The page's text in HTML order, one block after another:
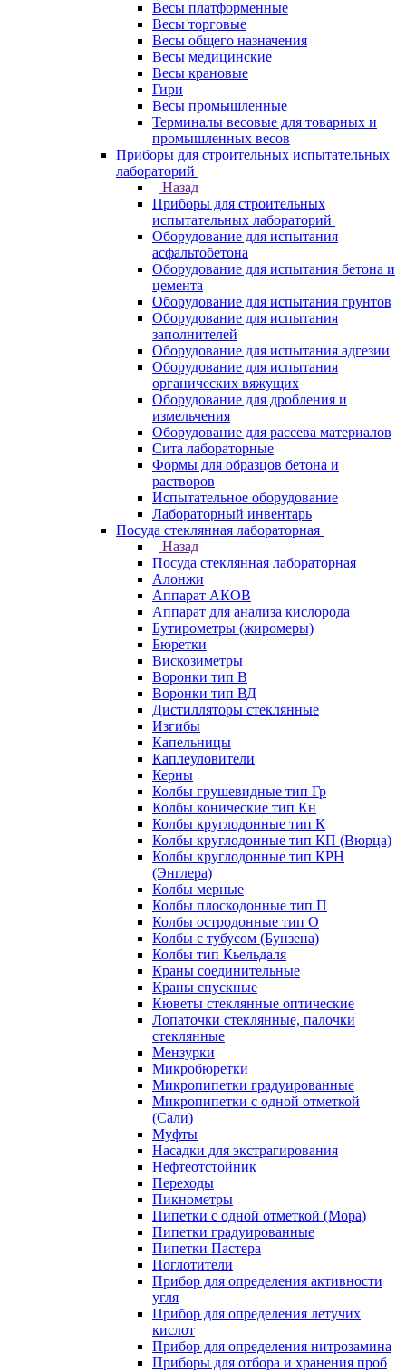
Весы платформенные
Весы торговые
Весы общего назначения
Весы медицинские
Весы крановые
Гири
Весы промышленные
Терминалы весовые для товарных и
промышленных весов
Приборы для строительных испытательных
лабораторий
Назад
Приборы для строительных
испытательных лабораторий
Оборудование для испытания
асфальтобетона
Оборудование для испытания бетона и
цемента
Оборудование для испытания грунтов
Оборудование для испытания
заполнителей
Оборудование для испытания адгезии
Оборудование для испытания
органических вяжущих
Оборудование для дробления и
измельчения
Оборудование для рассева материалов
Сита лабораторные
Формы для образцов бетона и
растворов
Испытательное оборудование
Лабораторный инвентарь
Посуда стеклянная лабораторная
Назад
Посуда стеклянная лабораторная
Алонжи
Аппарат АКОВ
Аппарат для анализа кислорода
Бутирометры (жиромеры)
Бюретки
Вискозиметры
Воронки тип В
Воронки тип ВД
Дистилляторы стеклянные
Изгибы
Капельницы
Каплеуловители
Керны
Колбы грушевидные тип Гр
Колбы конические тип Кн
Колбы круглодонные тип К
Колбы круглодонные тип КП (Вюрца)
Колбы круглодонные тип КРН
(Энглера)
Колбы мерные
Колбы плоскодонные тип П
Колбы остродонные тип О
Колбы с тубусом (Бунзена)
Колбы тип Кьельдаля
Краны соединительные
Краны спускные
Кюветы стеклянные оптические
Лопаточки стеклянные, палочки
стеклянные
Мензурки
Микробюретки
Микропипетки градуированные
Микропипетки с одной отметкой
(Сали)
Муфты
Насадки для экстрагирования
Нефтеотстойник
Переходы
Пикнометры
Пипетки с одной отметкой (Мора)
Пипетки градуированные
Пипетки Пастера
Поглотители
Прибор для определения активности
угля
Прибор для определения летучих
кислот
Прибор для определения нитрозамина
Приборы для отбора и хранения проб